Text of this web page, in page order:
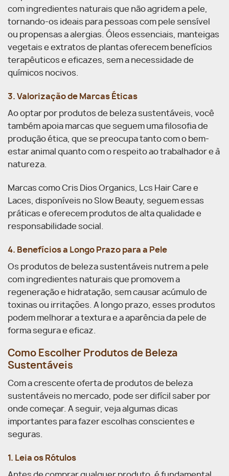
com ingredientes naturais que não agridem a pele,
tornando-os ideais para pessoas com pele sensível
ou propensas a alergias. Óleos essenciais, manteigas
vegetais e extratos de plantas oferecem benefícios
terapêuticos e eficazes, sem a necessidade de
químicos nocivos.
3. Valorização de Marcas Éticas
Ao optar por produtos de beleza sustentáveis, você
também apoia marcas que seguem uma filosofia de
produção ética, que se preocupa tanto com o bem-
estar animal quanto com o respeito ao trabalhador e à
natureza.
Marcas como Cris Dios Organics, Lcs Hair Care e
Laces, disponíveis no Slow Beauty, seguem essas
práticas e oferecem produtos de alta qualidade e
responsabilidade social.
4. Benefícios a Longo Prazo para a Pele
Os produtos de beleza sustentáveis nutrem a pele
com ingredientes naturais que promovem a
regeneração e hidratação, sem causar acúmulo de
toxinas ou irritações. A longo prazo, esses produtos
podem melhorar a textura e a aparência da pele de
forma segura e eficaz.
Como Escolher Produtos de Beleza
Sustentáveis
Com a crescente oferta de produtos de beleza
sustentáveis no mercado, pode ser difícil saber por
onde começar. A seguir, veja algumas dicas
importantes para fazer escolhas conscientes e
seguras.
1. Leia os Rótulos